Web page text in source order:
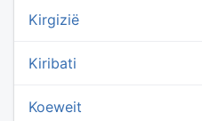
Kirgizië
Kiribati
Koeweit